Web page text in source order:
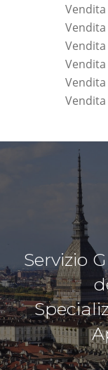
Vendita
Vendita
Servizio